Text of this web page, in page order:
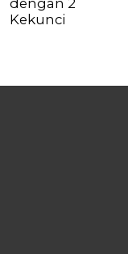
dengan 2
Kekunci